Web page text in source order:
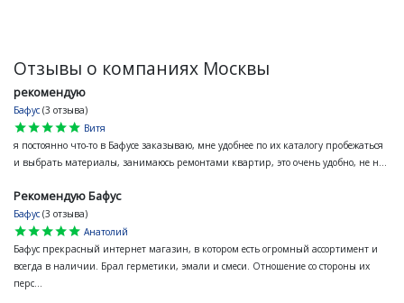
Отзывы о компаниях Москвы
рекомендую
Бафус (3 отзыва)
star
star
star
star
star
Витя
я постоянно что-то в Бафусе заказываю, мне удобнее по их каталогу пробежаться
и выбрать материалы, занимаюсь ремонтами квартир, это очень удобно, не н...
Рекомендую Бафус
Бафус (3 отзыва)
star
star
star
star
star
Анатолий
Бафус прекрасный интернет магазин, в котором есть огромный ассортимент и
всегда в наличии. Брал герметики, эмали и смеси. Отношение со стороны их
перс...